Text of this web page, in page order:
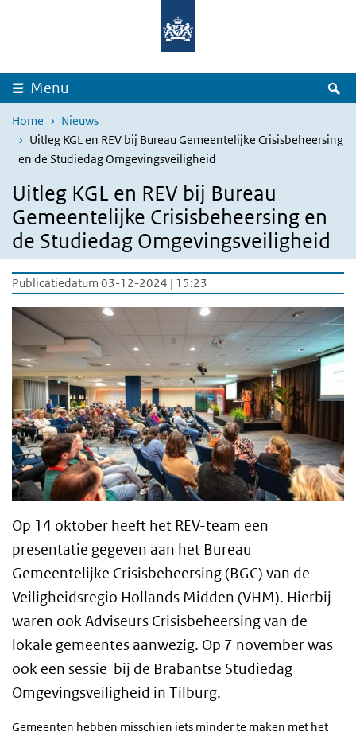
Overslaan en naar de inhoud gaan
Menu
Home
Nieuws
Uitleg KGL en REV bij Bureau Gemeentelijke Crisisbeheersing
en de Studiedag Omgevingsveiligheid
Uitleg KGL en REV bij Bureau
Gemeentelijke Crisisbeheersing en
de Studiedag Omgevingsveiligheid
Publicatiedatum 03-12-2024 | 15:23
Op 14 oktober heeft het REV-team een
presentatie gegeven aan het Bureau
Gemeentelijke Crisisbeheersing (BGC) van de
Veiligheidsregio Hollands Midden (VHM). Hierbij
waren ook Adviseurs Crisisbeheersing van de
lokale gemeentes aanwezig. Op 7 november was
ook een sessie bij de Brabantse Studiedag
Omgevingsveiligheid in Tilburg.
Gemeenten hebben misschien iets minder te maken met het